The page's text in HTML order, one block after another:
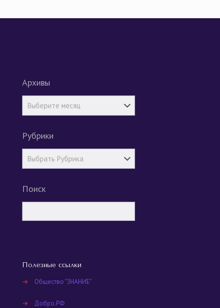
Архивы
Рубрики
Поиск
Полезные ссылки
→ Общество "ЗНАНИЕ"
→ Добро.РФ